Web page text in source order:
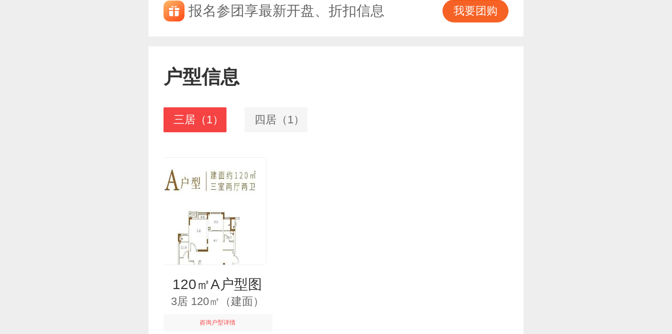
报名参团享最新开盘、折扣信息 我要团购
户型信息
三居（1） 四居（1）
120㎡A户型图
3居 120㎡（建面）
咨询户型详情